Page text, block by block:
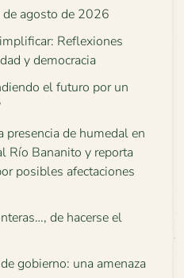
de agosto de 2026
Reflexiones
y democracia
el futuro por un
de humedal en
Río Bananito y reporta
posibles afectaciones
de hacerse el
gobierno: una amenaza